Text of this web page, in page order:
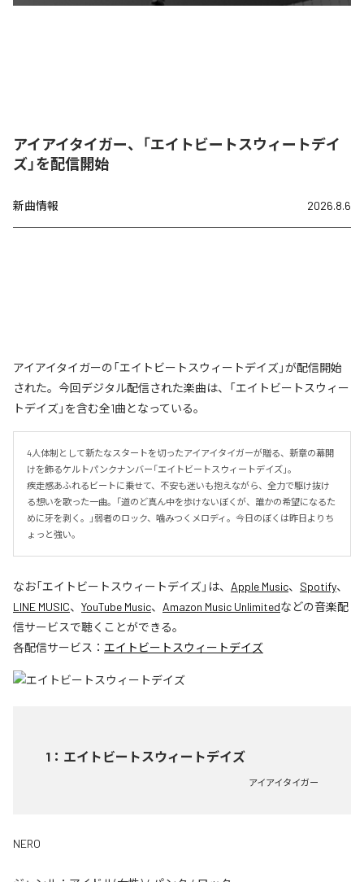
アイアイタイガー、「エイトビートスウィートデイ
ズ」を配信開始
新曲情報 2026.8.6
アイアイタイガーの「エイトビートスウィートデイズ」が配信開始
された。今回デジタル配信された楽曲は、「エイトビートスウィー
トデイズ」を含む全1曲となっている。
4人体制として新たなスタートを切ったアイアイタイガーが贈る、新章の幕開
けを飾るケルトパンクナンバー「エイトビートスウィートデイズ」。
疾走感あふれるビートに乗せて、不安も迷いも抱えながら、全力で駆け抜け
る想いを歌った一曲。「道のど真ん中を歩けないぼくが、誰かの希望になるた
めに牙を剥く。」弱者のロック、噛みつくメロディ。今日のぼくは昨日よりち
ょっと強い。
なお「エイトビートスウィートデイズ」は、 Apple Music、 Spotify、
LINE MUSIC、 YouTube Music、 Amazon Music Unlimitedなどの音楽配
信サービスで聴くことができる。
各配信サービス： エイトビートスウィートデイズ
1 ： エイトビートスウィートデイズ
アイアイタイガー
NERO